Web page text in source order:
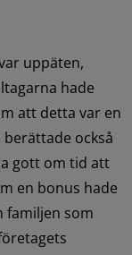
uppäten,
hade
att detta var en
också
gott om tid att
en bonus hade
familjen som